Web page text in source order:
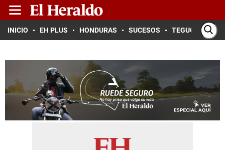
INICIO EH PLUS HONDURAS SUCESOS TEGUCIGALPA